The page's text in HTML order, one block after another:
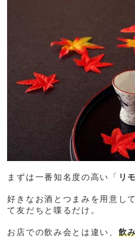
まずは一番知名度の高い「 リ
好きなお酒とつまみを用意し
て友だちと喋るだけ。
お店での飲み会とは違い、 飲